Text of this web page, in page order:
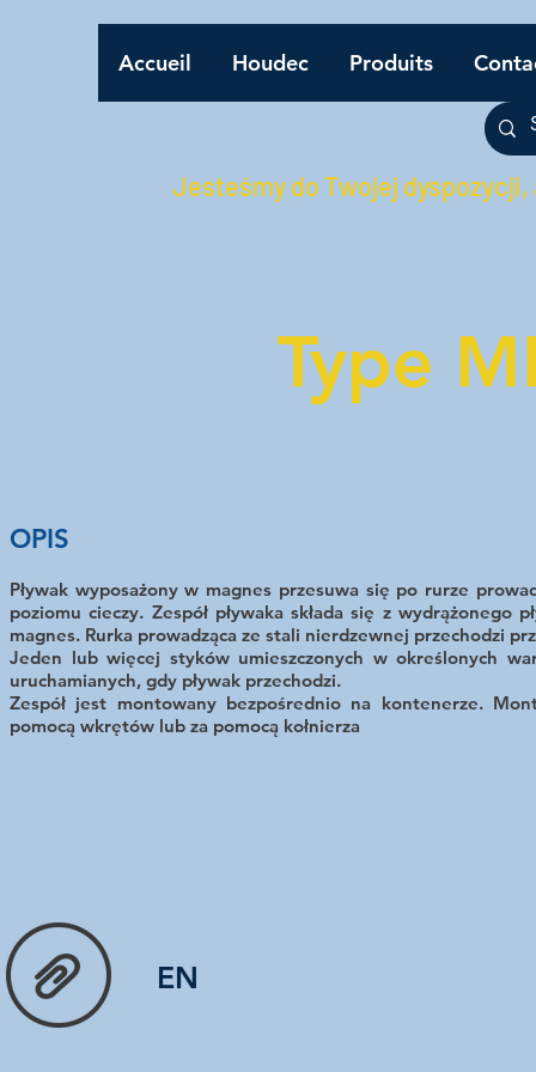
Accueil Houdec Produits
Jesteśmy do Twojej
Type
OPIS
Pływak wyposażony w magnes przesuwa się po rurze
poziomu cieczy. Zespół pływaka składa się z wydrążonego
magnes. Rurka prowadząca ze stali nierdzewnej przechodzi
Jeden lub więcej styków umieszczonych w określonych
uruchamianych, gdy pływak przechodzi.
Zespół jest montowany bezpośrednio na kontenerze.
pomocą wkrętów lub za pomocą kołnierza
EN